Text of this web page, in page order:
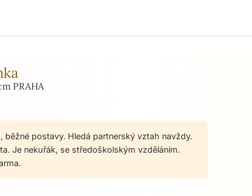
PRAHA
běžné postavy. Hledá partnerský vztah navždy.
Je nekuřák, se středoškolským vzděláním.